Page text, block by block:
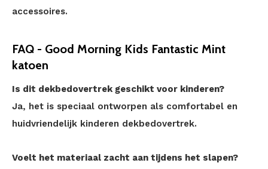
accessoires.
FAQ - Good Morning Kids Fantastic Mint
katoen
Is dit dekbedovertrek geschikt voor kinderen?
Ja, het is speciaal ontworpen als comfortabel en
huidvriendelijk kinderen dekbedovertrek.
Voelt het materiaal zacht aan tijdens het slapen?